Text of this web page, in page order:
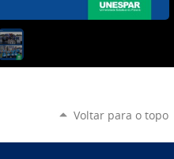
Voltar para o topo